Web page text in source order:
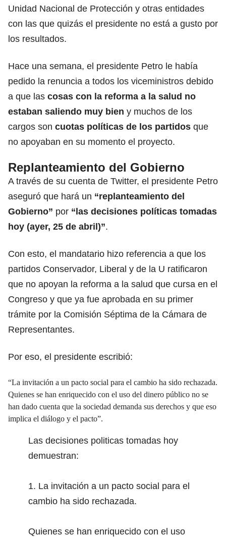
Unidad Nacional de Protección y otras entidades
con las que quizás el presidente no está a gusto por
los resultados.
Hace una semana, el presidente Petro le había
pedido la renuncia a todos los viceministros debido
a que las cosas con la reforma a la salud no
estaban saliendo muy bien y muchos de los
cargos son cuotas políticas de los partidos que
no apoyaban en su momento el proyecto.
Replanteamiento del Gobierno
A través de su cuenta de Twitter, el presidente Petro
aseguró que hará un “replanteamiento del
Gobierno” por “las decisiones políticas tomadas
hoy (ayer, 25 de abril)”.
Con esto, el mandatario hizo referencia a que los
partidos Conservador, Liberal y de la U ratificaron
que no apoyan la reforma a la salud que cursa en el
Congreso y que ya fue aprobada en su primer
trámite por la Comisión Séptima de la Cámara de
Representantes.
Por eso, el presidente escribió:
“La invitación a un pacto social para el cambio ha sido rechazada.
Quienes se han enriquecido con el uso del dinero público no se
han dado cuenta que la sociedad demanda sus derechos y que eso
implica el diálogo y el pacto”.
Las decisiones politicas tomadas hoy
demuestran:
1. La invitación a un pacto social para el
cambio ha sido rechazada.
Quienes se han enriquecido con el uso